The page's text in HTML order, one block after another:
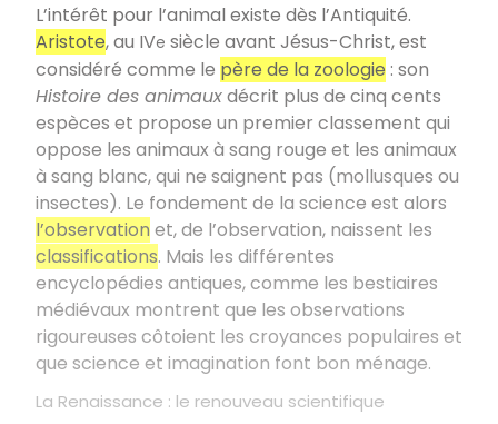
L’intérêt pour l’animal existe dès l’Antiquité.
Aristote, au IVe siècle avant Jésus-Christ, est
considéré comme le père de la zoologie : son
Histoire des animauxdécrit plus de cinq cents
espèces et propose un premier classement qui
oppose les animaux à sang rouge et les animaux
à sang blanc, qui ne saignent pas (mollusques ou
insectes). Le fondement de la science est alors
l’observation et, de l’observation, naissent les
classifications. Mais les différentes
encyclopédies antiques, comme les bestiaires
médiévaux montrent que les observations
rigoureuses côtoient les croyances populaires et
que science et imagination font bon ménage.
La Renaissance : le renouveau scientifique